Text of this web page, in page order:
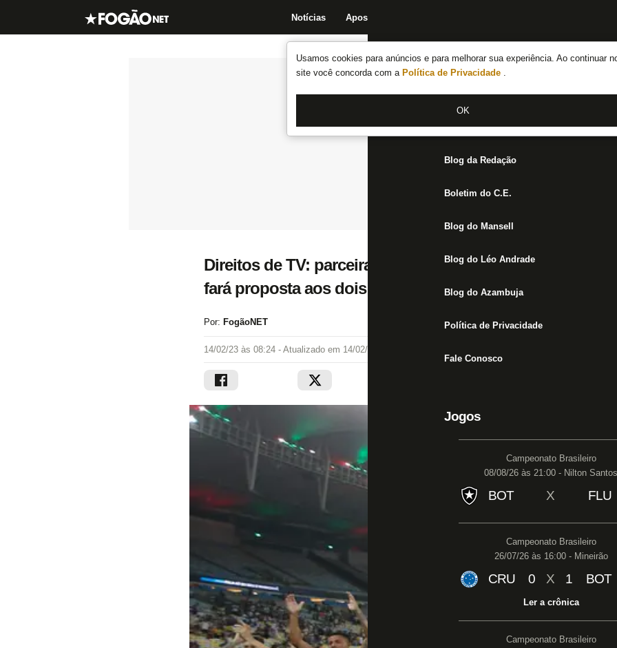
Usamos cookies para anúncios e para melhorar sua experiência. Ao continuar
site você concorda com a Política de Privacidade .
OK
Notícias Apostas
Notícias do Botafogo
Fórum
Jogos
Blog da Redação
Boletim do C.E.
Blog do Mansell
Blog do Léo Andrade
Blog do Azambuja
Política de Privacidade
Fale Conosco
Jogos
Campeonato Brasileiro
08/08/26 às 21:00 - Nilton Santos
BOT X FLU
Campeonato Brasileiro
26/07/26 às 16:00 - Mineirão
CRU 0 X 1 BOT
Ler a crônica
Campeonato Brasileiro
Direitos de TV: parceira da Ferj admite prejuízo sem
fará proposta aos dois após o Carioca
Por: FogãoNET
14/02/23 às 08:24 - Atualizado em 14/02/23 às 11:50